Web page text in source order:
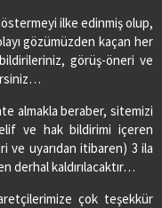
ilke edinmiş olup,
gözümüzden kaçan her
görüş-öneri ve
almakla beraber, sitemizi
ve hak bildirimi içeren
ve uyarıdan itibaren) 3 ila
derhal kaldırılacaktır…
çok teşekkür